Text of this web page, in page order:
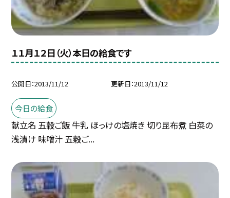
１１月１２日（火）本日の給食です
公開日 2013/11/12 更新日 2013/11/12
今日の給食
献立名 五穀ご飯 牛乳 ほっけの塩焼き 切り昆布煮 白菜の
浅漬け 味噌汁 五穀ご...